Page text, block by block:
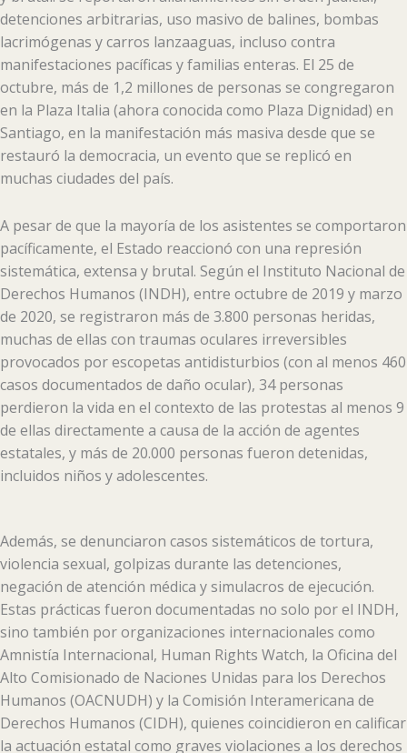
detenciones arbitrarias, uso masivo de balines, bombas
lacrimógenas y carros lanzaaguas, incluso contra
manifestaciones pacíficas y familias enteras. El 25 de
octubre, más de 1,2 millones de personas se congregaron
en la Plaza Italia (ahora conocida como Plaza Dignidad) en
Santiago, en la manifestación más masiva desde que se
restauró la democracia, un evento que se replicó en
muchas ciudades del país.
A pesar de que la mayoría de los asistentes se comportaron
pacíficamente, el Estado reaccionó con una represión
sistemática, extensa y brutal. Según el Instituto Nacional de
Derechos Humanos (INDH), entre octubre de 2019 y marzo
de 2020, se registraron más de 3.800 personas heridas,
muchas de ellas con traumas oculares irreversibles
provocados por escopetas antidisturbios (con al menos 460
casos documentados de daño ocular), 34 personas
perdieron la vida en el contexto de las protestas al menos 9
de ellas directamente a causa de la acción de agentes
estatales, y más de 20.000 personas fueron detenidas,
incluidos niños y adolescentes.
Además, se denunciaron casos sistemáticos de tortura,
violencia sexual, golpizas durante las detenciones,
negación de atención médica y simulacros de ejecución.
Estas prácticas fueron documentadas no solo por el INDH,
sino también por organizaciones internacionales como
Amnistía Internacional, Human Rights Watch, la Oficina del
Alto Comisionado de Naciones Unidas para los Derechos
Humanos (OACNUDH) y la Comisión Interamericana de
Derechos Humanos (CIDH), quienes coincidieron en calificar
la actuación estatal como graves violaciones a los derechos